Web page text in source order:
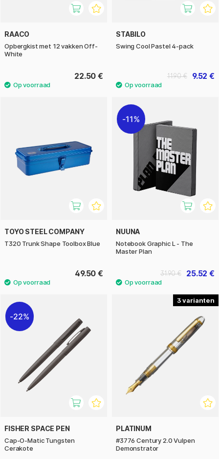
RAACO
Opbergkist met 12 vakken Off-
White
22.50 €
STABILO
Swing Cool Pastel 4-pack
9.52 €
11.90 €
TOYO STEEL COMPANY
T320 Trunk Shape Toolbox Blue
49.50 €
11%
NUUNA
Notebook Graphic L - The
Master Plan
25.52 €
31.90 €
22%
FISHER SPACE PEN
Cap-O-Matic Tungsten
Cerakote
3
PLATINUM
#3776 Century 2.0 Vulpen
Demonstrator